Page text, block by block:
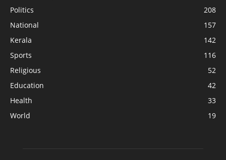
Politics
208
National
157
Kerala
142
Sports
116
Religious
52
Education
42
Health
33
World
19